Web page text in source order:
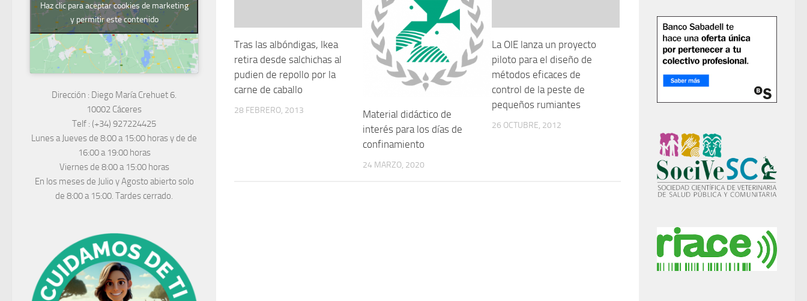
Tras las albóndigas, Ikea
retira desde salchichas al
pudien de repollo por la
carne de caballo
28 FEBRERO, 2013
Material didáctico de
interés para los días de
confinamiento
24 MARZO, 2020
La OIE lanza un proyecto
piloto para el diseño de
métodos eficaces de
control de la peste de
pequeños rumiantes
26 OCTUBRE, 2012
Haz clic para aceptar cookies de marketing
y permitir este contenido
Dirección : Diego María Crehuet 6.
10002 Cáceres
Telf : (+34) 927224425
Lunes a Jueves de 8:00 a 15:00 horas y de de
16:00 a 19:00 horas
Viernes de 8:00 a 15:00 horas
En los meses de Julio y Agosto abierto solo
de 8:00 a 15:00. Tardes cerrado.